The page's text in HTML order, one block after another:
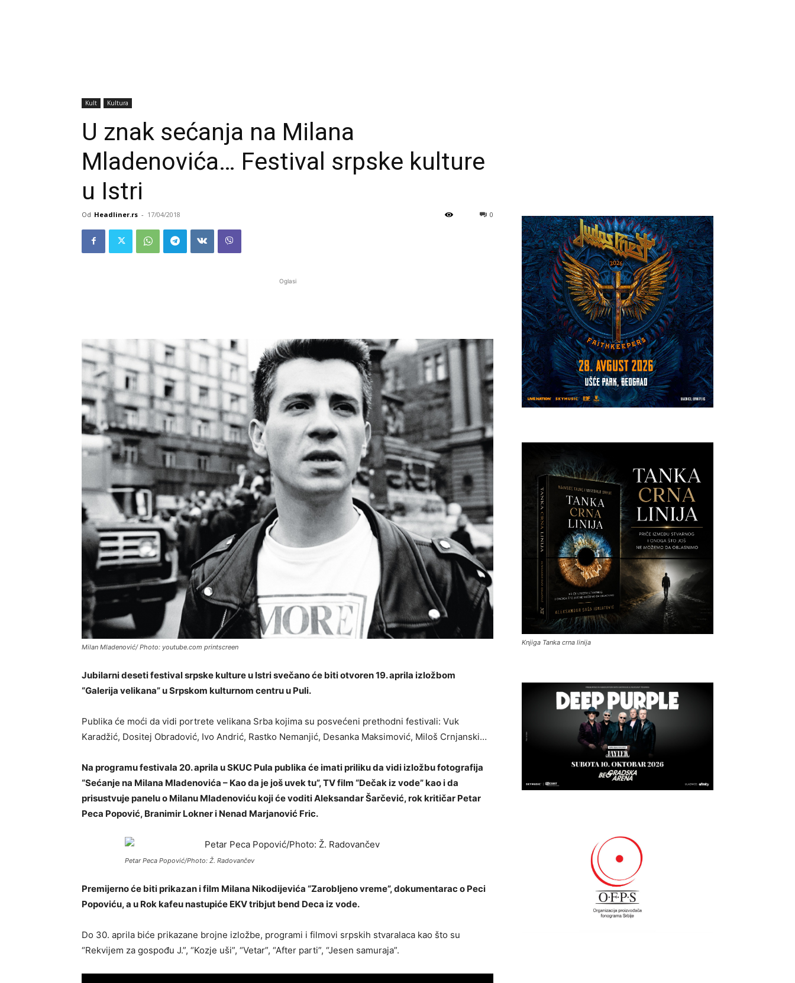
Kult Kultura
U znak sećanja na Milana
Mladenovića… Festival srpske kulture
u Istri
Od Headliner.rs - 17/04/2018 0
Oglasi
Milan Mladenović/ Photo: youtube.com printscreen
Jubilarni deseti festival srpske kulture u Istri svečano će biti otvoren 19. aprila izložbom
“Galerija velikana” u Srpskom kulturnom centru u Puli.
Publika će moći da vidi portrete velikana Srba kojima su posvećeni prethodni festivali: Vuk
Karadžić, Dositej Obradović, Ivo Andrić, Rastko Nemanjić, Desanka Maksimović, Miloš Crnjanski…
Na programu festivala 20. aprila u SKUC Pula publika će imati priliku da vidi izložbu fotografija
“Sećanje na Milana Mladenovića – Kao da je još uvek tu”, TV film “Dečak iz vode” kao i da
prisustvuje panelu o Milanu Mladenoviću koji će voditi Aleksandar Šarčević, rok kritičar Petar
Peca Popović, Branimir Lokner i Nenad Marjanović Fric.
Petar Peca Popović/Photo: Ž. Radovančev
Premijerno će biti prikazan i film Milana Nikodijevića “Zarobljeno vreme”, dokumentarac o Peci
Popoviću, a u Rok kafeu nastupiće EKV tribjut bend Deca iz vode.
Do 30. aprila biće prikazane brojne izložbe, programi i filmovi srpskih stvaralaca kao što su
“Rekvijem za gospođu J.”, “Kozje uši”, “Vetar”, “After parti”, “Jesen samuraja”.
Knjiga Tanka crna linija